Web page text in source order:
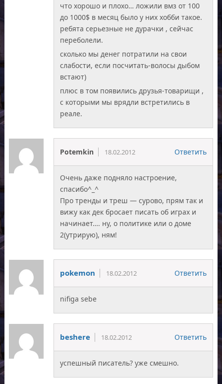
что хорошо и плохо… ложили вмз от 100
до 1000$ в месяц было у них хобби такое.
ребята серьезные не дурачки , сейчас
переболели.
сколько мы денег потратили на свои
слабости, если посчитать-волосы дыбом
встают)
плюс в том появились друзья-товарищи ,
с которыми мы врядли встретились в
реале.
Potemkin 18.02.2012 Ответить
Очень даже подняло настроение,
спасибо^_^
Про тренды и треш — сурово, прям так и
вижу как дек бросает писать об играх и
начинает…. ну, о политике или о доме
2(утрирую), ням!
pokemon 18.02.2012 Ответить
nifiga sebe
beshere 18.02.2012 Ответить
успешный писатель? уже смешно.